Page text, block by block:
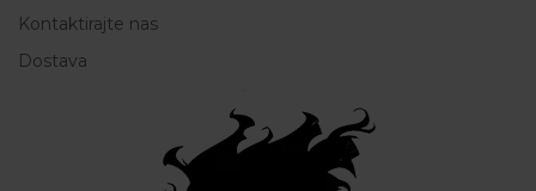
Kontaktirajte nas
Dostava